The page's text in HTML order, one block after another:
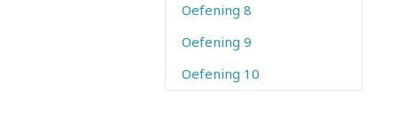
Oefening 8
Oefening 9
Oefening 10